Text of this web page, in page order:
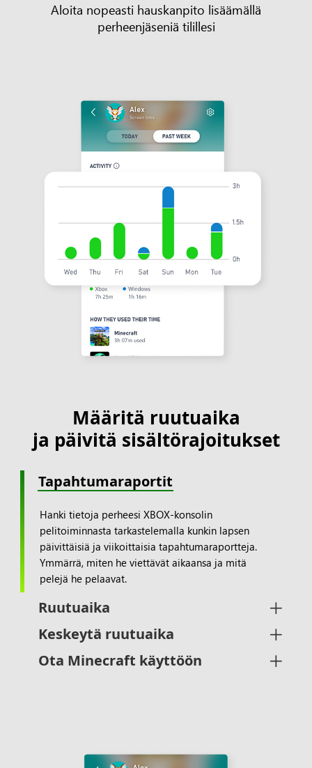
Aloita nopeasti hauskanpito lisäämällä
perheenjäseniä tilillesi
Määritä ruutuaika
ja päivitä sisältörajoitukset
Tapahtumaraportit
Ruutuaika
Keskeytä ruutuaika
Ota Minecraft käyttöön
Hanki tietoja perheesi XBOX-konsolin
pelitoiminnasta tarkastelemalla kunkin lapsen
päivittäisiä ja viikoittaisia tapahtumaraportteja.
Ymmärrä, miten he viettävät aikaansa ja mitä
pelejä he pelaavat.